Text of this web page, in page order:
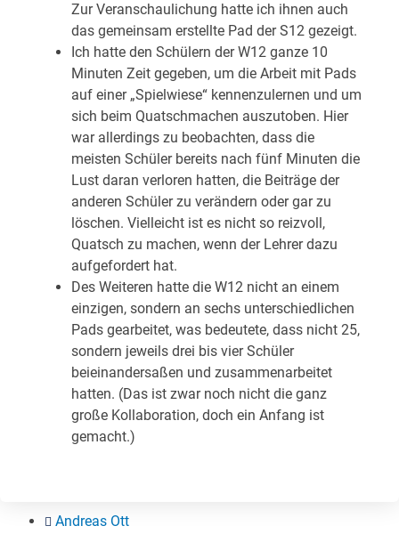
Zur Veranschaulichung hatte ich ihnen auch
das gemeinsam erstellte Pad der S12 gezeigt.
Ich hatte den Schülern der W12 ganze 10
Minuten Zeit gegeben, um die Arbeit mit Pads
auf einer „Spielwiese“ kennenzulernen und um
sich beim Quatschmachen auszutoben. Hier
war allerdings zu beobachten, dass die
meisten Schüler bereits nach fünf Minuten die
Lust daran verloren hatten, die Beiträge der
anderen Schüler zu verändern oder gar zu
löschen. Vielleicht ist es nicht so reizvoll,
Quatsch zu machen, wenn der Lehrer dazu
aufgefordert hat.
Des Weiteren hatte die W12 nicht an einem
einzigen, sondern an sechs unterschiedlichen
Pads gearbeitet, was bedeutete, dass nicht 25,
sondern jeweils drei bis vier Schüler
beieinandersaßen und zusammenarbeitet
hatten. (Das ist zwar noch nicht die ganz
große Kollaboration, doch ein Anfang ist
gemacht.)
Andreas Ott